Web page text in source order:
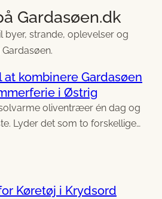
Gardasøen.dk
byer, strande, oplevelser og
kombinere Gardasøen
i Østrig
oliventræer én dag og
Lyder det som to forskellige…
Køretøj i Krydsord